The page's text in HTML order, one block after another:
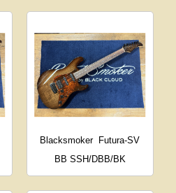
Blacksmoker Futura-SV
BB SSH/DBB/BK